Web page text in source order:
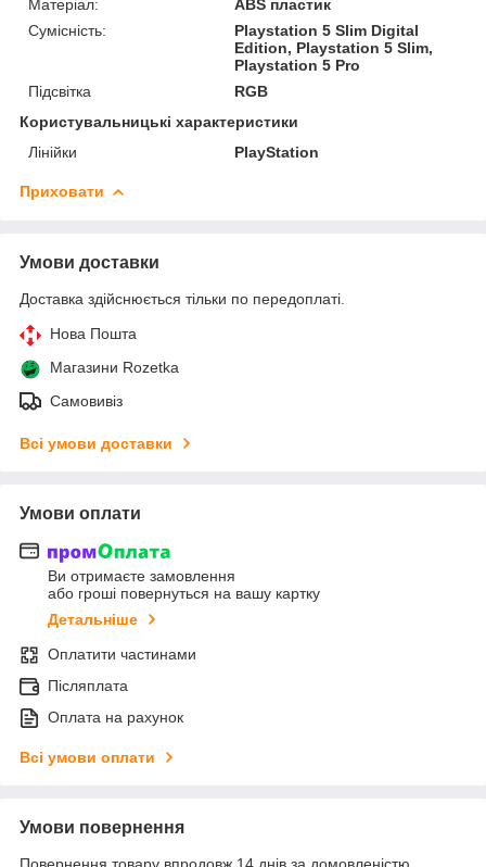
Матеріал:
ABS пластик
Сумісність:
Playstation 5 Slim Digital
Edition, Playstation 5 Slim,
Playstation 5 Pro
Підсвітка
RGB
Користувальницькі характеристики
Лінійки
PlayStation
Приховати
Умови доставки
Доставка здійснюється тільки по передоплаті.
Нова Пошта
Магазини Rozetka
Самовивіз
Всі умови доставки
Умови оплати
Ви отримаєте замовлення
або гроші повернуться на вашу картку
Детальніше
Оплатити частинами
Післяплата
Оплата на рахунок
Всі умови оплати
Умови повернення